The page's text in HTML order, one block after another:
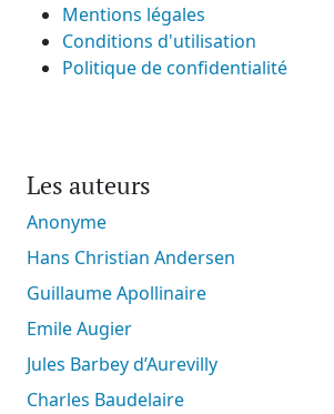
Mentions légales
Conditions d'utilisation
Politique de confidentialité
Les auteurs
Anonyme
Hans Christian Andersen
Guillaume Apollinaire
Emile Augier
Jules Barbey d’Aurevilly
Charles Baudelaire